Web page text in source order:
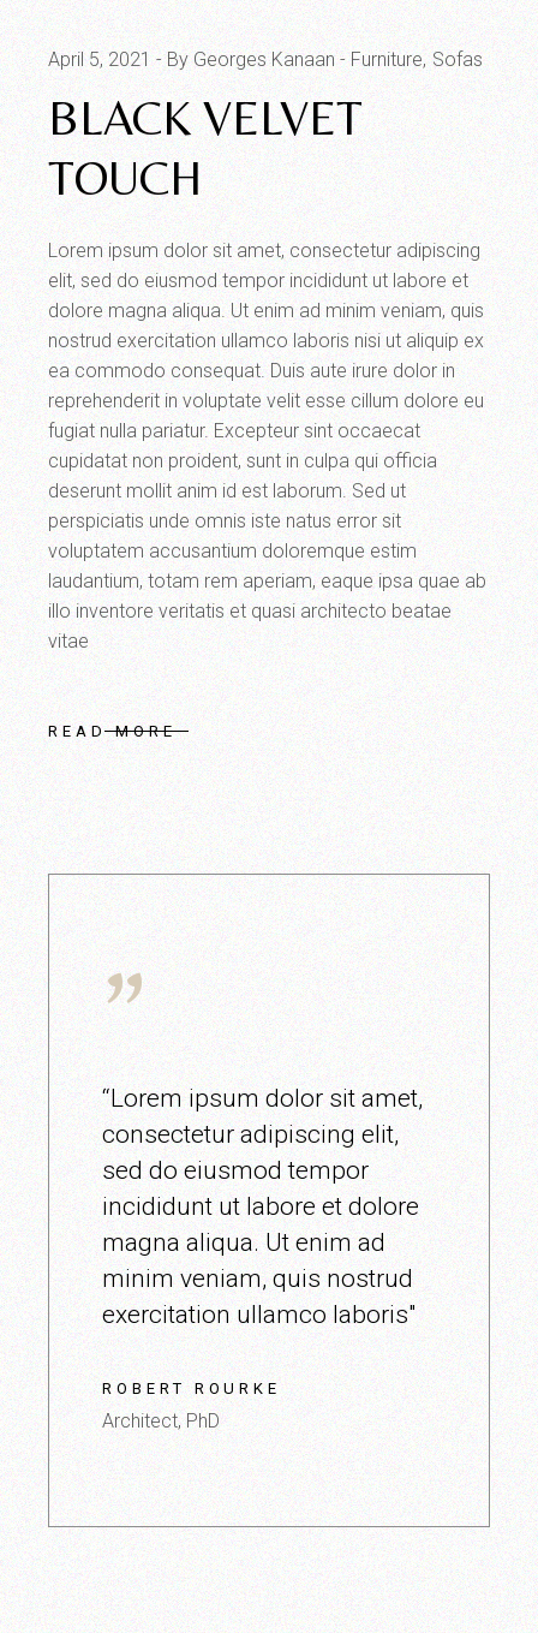
April 5, 2021 By Georges Kanaan Furniture Sofas
BLACK VELVET
TOUCH
Lorem ipsum dolor sit amet, consectetur adipiscing
elit, sed do eiusmod tempor incididunt ut labore et
dolore magna aliqua. Ut enim ad minim veniam, quis
nostrud exercitation ullamco laboris nisi ut aliquip ex
ea commodo consequat. Duis aute irure dolor in
reprehenderit in voluptate velit esse cillum dolore eu
fugiat nulla pariatur. Excepteur sint occaecat
cupidatat non proident, sunt in culpa qui officia
deserunt mollit anim id est laborum. Sed ut
perspiciatis unde omnis iste natus error sit
voluptatem accusantium doloremque estim
laudantium, totam rem aperiam, eaque ipsa quae ab
illo inventore veritatis et quasi architecto beatae
vitae
READ MORE
“Lorem ipsum dolor sit amet,
consectetur adipiscing elit,
sed do eiusmod tempor
incididunt ut labore et dolore
magna aliqua. Ut enim ad
minim veniam, quis nostrud
exercitation ullamco laboris"
ROBERT ROURKE
Architect, PhD